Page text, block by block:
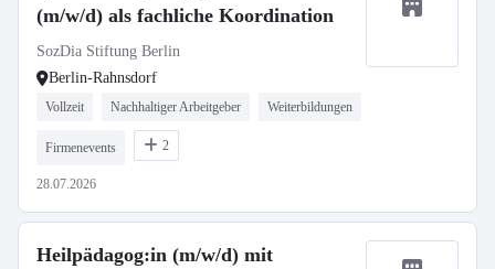
(m/w/d) als fachliche Koordination
SozDia Stiftung Berlin
Berlin-Rahnsdorf
Vollzeit Nachhaltiger Arbeitgeber Weiterbildungen
Firmenevents 2
28.07.2026
Heilpädagog:in (m/w/d) mit